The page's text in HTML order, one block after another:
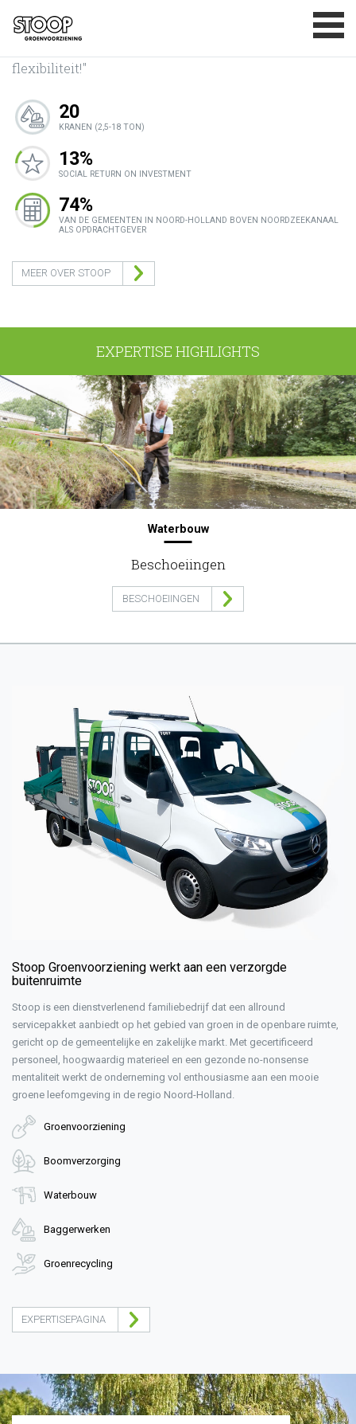
BASISDOELSTELLINGEN
MAATSCHAPPELIJK VERANTWOORD
ONDERNEMEN
PRIVACYVERKLARING
CONTACT
"Betrouwbare groenprofessionals voor kwaliteit en
flexibiliteit!"
20
KRANEN (2,5-18 TON)
13%
SOCIAL RETURN ON INVESTMENT
74%
VAN DE GEMEENTEN IN NOORD-HOLLAND BOVEN NOORDZEEKANAAL
ALS OPDRACHTGEVER
MEER OVER STOOP
EXPERTISE HIGHLIGHTS
Waterbouw
Beschoeiingen
BESCHOEIINGEN
Stoop Groenvoorziening werkt aan een verzorgde
buitenruimte
Stoop is een dienstverlenend familiebedrijf dat een allround
servicepakket aanbiedt op het gebied van groen in de openbare ruimte,
gericht op de gemeentelijke en zakelijke markt. Met gecertificeerd
personeel, hoogwaardig materieel en een gezonde no-nonsense
mentaliteit werkt de onderneming vol enthousiasme aan een mooie
groene leefomgeving in de regio Noord-Holland.
Groenvoorziening
Boomverzorging
Waterbouw
Baggerwerken
Groenrecycling
EXPERTISEPAGINA